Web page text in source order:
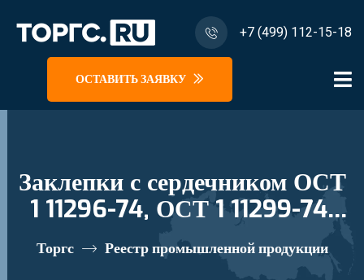
+7 (499) 112-15-18
ОСТАВИТЬ ЗАЯВКУ
Заклепки с сердечником ОСТ
1 11296-74, ОСТ 1 11299-74,
ОСТ 1 11301-74. реестровый
номер 10282832
Торгс Реестр промышленной продукции